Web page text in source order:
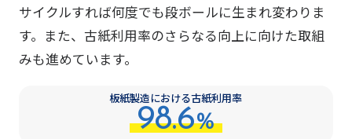
サイクルすれば何度でも段ボールに生まれ変わりま
す。また、古紙利用率のさらなる向上に向けた取組
みも進めています。
板紙製造における古紙利用率
98.6%